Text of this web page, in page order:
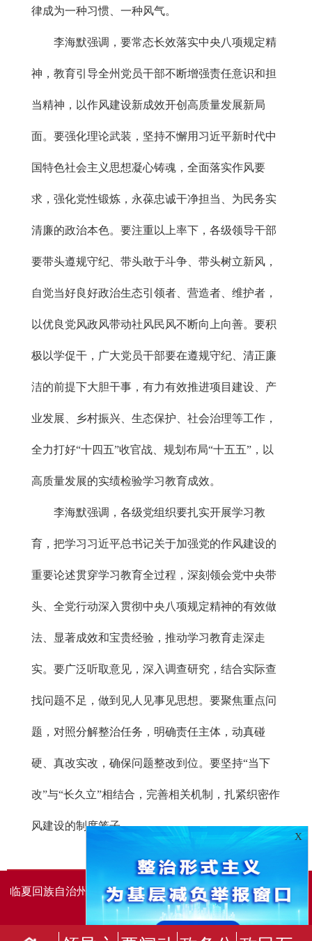
律成为一种习惯、一种风气。
李海默强调，要常态长效落实中央八项规定精
神，教育引导全州党员干部不断增强责任意识和担
当精神，以作风建设新成效开创高质量发展新局
面。要强化理论武装，坚持不懈用习近平新时代中
国特色社会主义思想凝心铸魂，全面落实作风要
求，强化党性锻炼，永葆忠诚干净担当、为民务实
清廉的政治本色。要注重以上率下，各级领导干部
要带头遵规守纪、带头敢于斗争、带头树立新风，
自觉当好良好政治生态引领者、营造者、维护者，
以优良党风政风带动社风民风不断向上向善。要积
极以学促干，广大党员干部要在遵规守纪、清正廉
洁的前提下大胆干事，有力有效推进项目建设、产
业发展、乡村振兴、生态保护、社会治理等工作，
全力打好“十四五”收官战、规划布局“十五五”，以
高质量发展的实绩检验学习教育成效。
李海默强调，各级党组织要扎实开展学习教
育，把学习习近平总书记关于加强党的作风建设的
重要论述贯穿学习教育全过程，深刻领会党中央带
头、全党行动深入贯彻中央八项规定精神的有效做
法、显著成效和宝贵经验，推动学习教育走深走
实。要广泛听取意见，深入调查研究，结合实际查
找问题不足，做到见人见事见思想。要聚焦重点问
题，对照分解整治任务，明确责任主体，动真碰
硬、真改实改，确保问题整改到位。要坚持“当下
改”与“长久立”相结合，完善相关机制，扎紧织密作
风建设的制度笼子。
临夏回族自治州人民政府办公室主办 临夏回族自治州人民政
府信息中心承办
X